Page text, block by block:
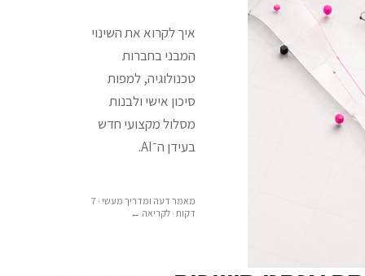
איך לקרוא את השינוי
המבני בחברות
טכנולוגיה, למפות
סיכון אישי ולבנות
מסלול מקצועי חדש
מאמר דעה ומדריך מעשי · 7